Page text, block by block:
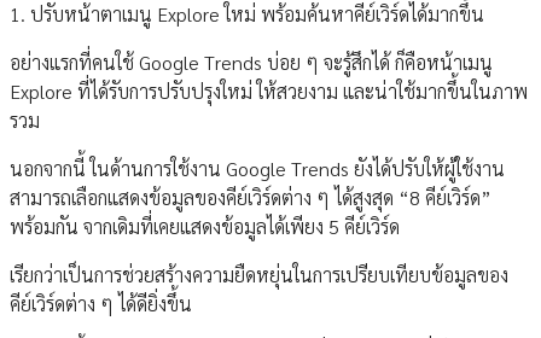
1. ปรับหน้าตาเมนู Explore ใหม่ พร้อมค้นหาคีย์เวิร์ดได้มากขึ้น
อย่างแรกที่คนใช้ Google Trends บ่อย ๆ จะรู้สึกได้ ก็คือหน้าเมนู
Explore ที่ได้รับการปรับปรุงใหม่ ให้สวยงาม และน่าใช้มากขึ้นในภาพ
รวม
นอกจากนี้ ในด้านการใช้งาน Google Trends ยังได้ปรับให้ผู้ใช้งาน
สามารถเลือกแสดงข้อมูลของคีย์เวิร์ดต่าง ๆ ได้สูงสุด “8 คีย์เวิร์ด”
พร้อมกัน จากเดิมที่เคยแสดงข้อมูลได้เพียง 5 คีย์เวิร์ด
เรียกว่าเป็นการช่วยสร้างความยืดหยุ่นในการเปรียบเทียบข้อมูลของ
คีย์เวิร์ดต่าง ๆ ได้ดียิ่งขึ้น